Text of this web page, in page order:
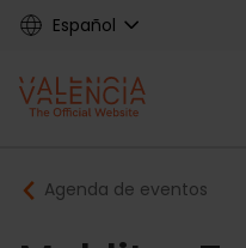
Skip
content
Español
Main
navigation
Breadcrumb
Agenda de eventos